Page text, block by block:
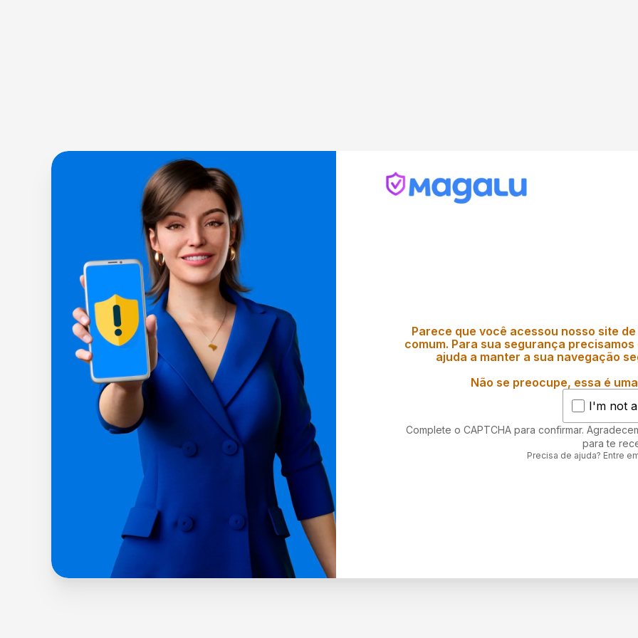
Parece que você acessou nosso site
comum. Para sua segurança
ajuda a manter a sua navegação
Não se preocupe, essa é
I'm not
Complete o CAPTCHA para confirmar.
para te
Precisa de ajuda? Entre